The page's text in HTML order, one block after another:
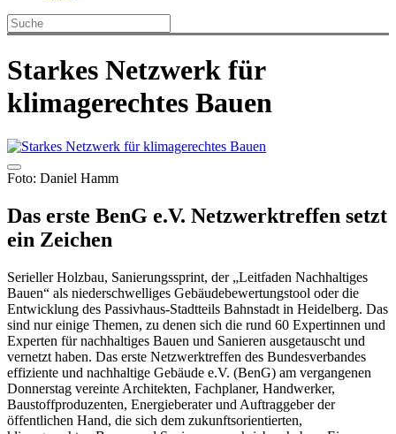
Starkes Netzwerk für
klimagerechtes Bauen
Foto: Daniel Hamm
Das erste BenG e.V. Netzwerktreffen setzt
ein Zeichen
Serieller Holzbau, Sanierungssprint, der „Leitfaden Nachhaltiges
Bauen“ als niederschwelliges Gebäudebewertungstool oder die
Entwicklung des Passivhaus-Stadtteils Bahnstadt in Heidelberg. Das
sind nur einige Themen, zu denen sich die rund 60 Expertinnen und
Experten für nachhaltiges Bauen und Sanieren ausgetauscht und
vernetzt haben. Das erste Netzwerktreffen des Bundesverbandes
effiziente und nachhaltige Gebäude e.V. (BenG) am vergangenen
Donnerstag vereinte Architekten, Fachplaner, Handwerker,
Baustoffproduzenten, Energieberater und Auftraggeber der
öffentlichen Hand, die sich dem zukunftsorientierten,